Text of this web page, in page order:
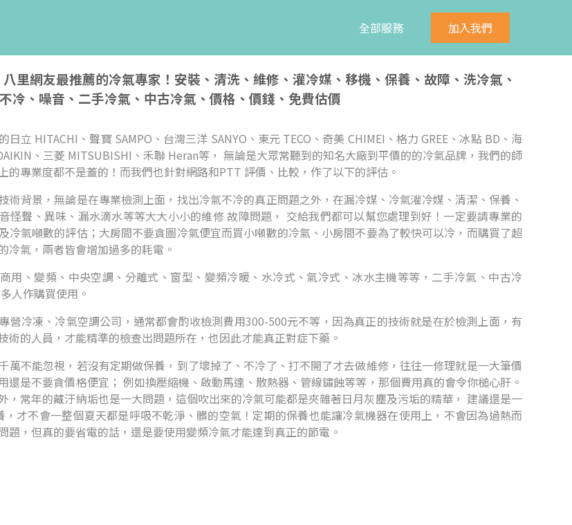
全部服務 加入我們
八里網友最推薦的冷氣專家！安裝、清洗、維修、灌冷媒、移機、保養、故障、洗冷氣、
冷、噪音、二手冷氣、中古冷氣、價格、價錢、免費估價
日立 HITACHI、聲寶 SAMPO、台灣三洋 SANYO、東元 TECO、奇美 CHIMEI、格力 GREE、冰點 BD、海
、三菱 MITSUBISHI、禾聯 Heran等， 無論是大眾常聽到的知名大廠到平價的的冷氣品牌，我們的師
的專業度都不是蓋的！而我們也針對網路和PTT 評價、比較，作了以下的評估。
術背景，無論是在專業檢測上面，找出冷氣不冷的真正問題之外，在漏冷媒、冷氣灌冷媒、清潔、保養、
怪聲、異味、漏水滴水等等大大小小的維修 故障問題， 交給我們都可以幫您處理到好！一定要請專業的
冷氣噸數的評估；大房間不要貪圖冷氣便宜而買小噸數的冷氣、小房間不要為了較快可以冷，而購買了超
冷氣，兩者皆會增加過多的耗電。
用、變頻、中央空調、分離式、窗型、變頻冷暖、水冷式、氣冷式、冰水主機等等，二手冷氣、中古冷
人作購買使用。
營冷凍、冷氣空調公司，通常都會酌收檢測費用300-500元不等，因為真正的技術就是在於檢測上面，有
術的人員，才能精準的檢查出問題所在，也因此才能真正對症下藥。
萬不能忽視，若沒有定期做保養，到了壞掉了、不冷了、打不開了才去做維修，往往一修理就是一大筆價
還是不要貪價格便宜； 例如換壓縮機、啟動馬達、散熱器、管線鏽蝕等等，那個費用真的會令你槌心肝。
，常年的藏汙納垢也是一大問題，這個吹出來的冷氣可能都是夾雜著日月灰塵及污垢的精華， 建議還是一
，才不會一整個夏天都是呼吸不乾淨、髒的空氣！定期的保養也能讓冷氣機器在使用上，不會因為過熱而
題，但真的要省電的話，還是要使用變頻冷氣才能達到真正的節電。